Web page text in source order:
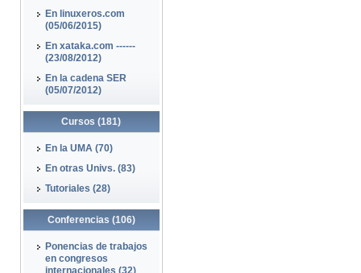
En linuxeros.com
(05/06/2015)
En xataka.com ------
(23/08/2012)
En la cadena SER
(05/07/2012)
Cursos (181)
En la UMA (70)
En otras Univs. (83)
Tutoriales (28)
Conferencias (106)
Ponencias de trabajos
en congresos
internacionales (32)